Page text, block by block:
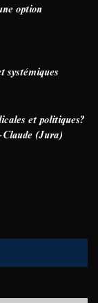
option
systémiques
et politiques?
(Jura)